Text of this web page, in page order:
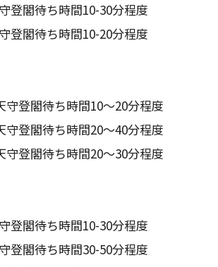
登閣待ち時間10-30分程度
登閣待ち時間10-20分程度
守登閣待ち時間10～20分程度
守登閣待ち時間20～40分程度
守登閣待ち時間20～30分程度
登閣待ち時間10-30分程度
登閣待ち時間30-50分程度